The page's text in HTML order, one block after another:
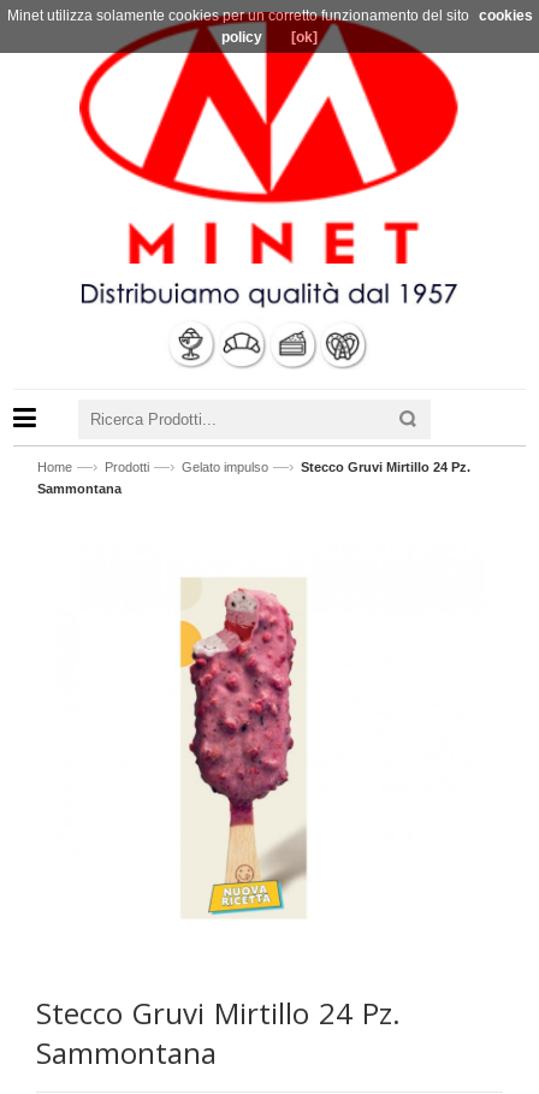
Home —› Prodotti —› Gelato impulso —› Stecco Gruvi Mirtillo 24 Pz.
Sammontana
Stecco Gruvi Mirtillo 24 Pz.
Sammontana
Minet utilizza solamente cookies per un corretto funzionamento del sito
cookies
policy
[ok]